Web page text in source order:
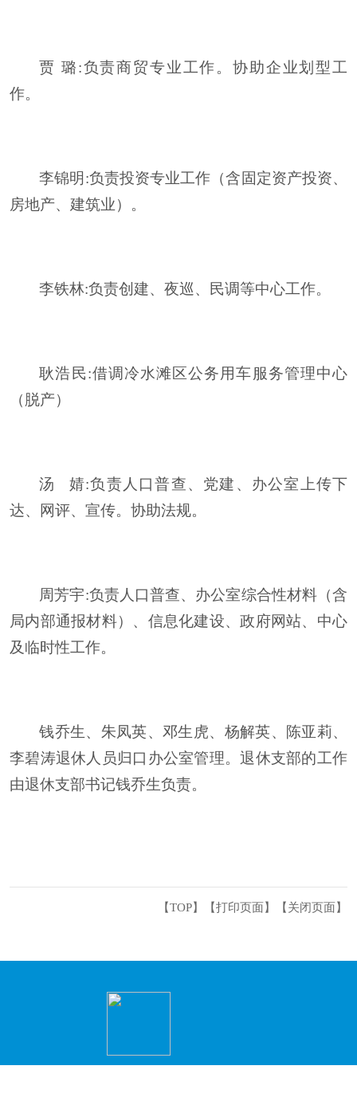
贾 璐:负责商贸专业工作。协助企业划型工
作。
李锦明 :负责投资专业工作（含固定资产投资、
房地产、建筑业）。
李铁林:负责创建、夜巡、民调等中心工作。
耿浩民:借调冷水滩区公务用车服务管理中心
（脱产）
汤 婧:负责人口普查、党建、办公室上传下
达、网评、宣传。协助法规。
周芳宇:负责人口普查、办公室综合性材料（含
局内部通报材料）、信息化建设、政府网站、中心
及临时性工作。
钱乔生、朱凤英、邓生虎、杨解英、陈亚莉、
李碧涛退休人员归口办公室管理。退休支部的工作
由退休支部书记钱乔生负责。
【TOP】 【打印页面 】【 关闭页面 】